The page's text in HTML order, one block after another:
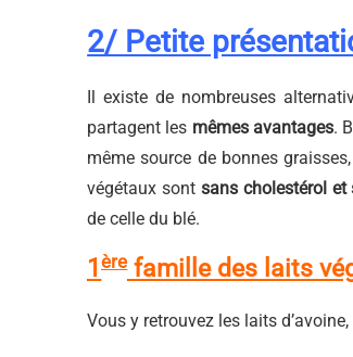
2/ Petite
Il existe de nombreuses
partagent les mêmes avantages.
même source de bonnes
végétaux sont sans cholestérol et
de celle du blé.
1èrefamille des laits
Vous y retrouvez les laits